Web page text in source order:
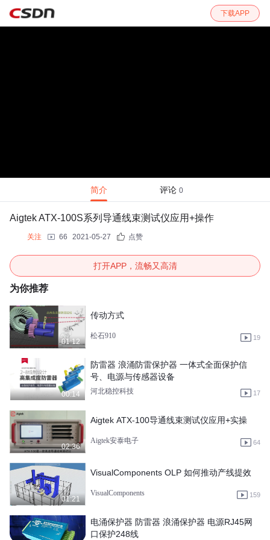
下载APP
简介 评论 0
Aigtek ATX-100S系列导通线束测试仪应用+操作
关注 66 2021-05-27 点赞
打开APP，流畅又高清
为你推荐
01:12
传动方式
松石910 19
00:14
防雷器 浪涌防雷保护器 一体式全面保护信
号、电源与传感器设备
河北稳控科技 17
02:36
Aigtek ATX-100导通线束测试仪应用+实操
Aigtek安泰电子 64
01:21
VisualComponents OLP 如何推动产线提效
VisualComponents 159
电涌保护器 防雷器 浪涌保护器 电源RJ45网
口保护248线